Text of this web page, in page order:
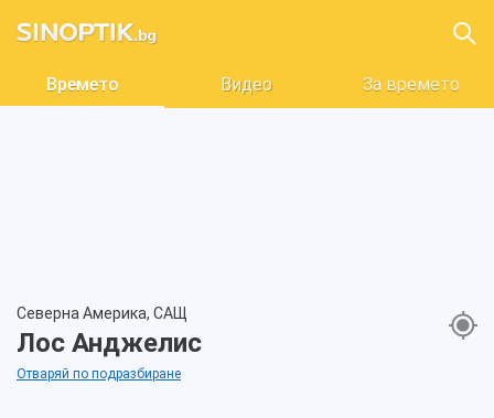
Времето Видео За времето
Северна Америка, САЩ
Лос Анджелис
Отваряй по подразбиране